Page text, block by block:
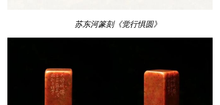
苏东河篆刻《觉行惧圆》